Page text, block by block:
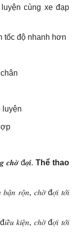
cùng xe đạp
tốc độ nhanh hơn
luyện
𝒄𝒉𝒐̛̀ đ𝒐̛̣𝒊. Thể thao
𝑟𝑜̣̂𝑛, 𝑐ℎ𝑜̛̀ đ𝑜̛̣𝑖 𝑡𝑜̛́𝑖
𝑘𝑖𝑒̣̂𝑛, 𝑐ℎ𝑜̛̀ đ𝑜̛̣𝑖 𝑡𝑜̛́𝑖